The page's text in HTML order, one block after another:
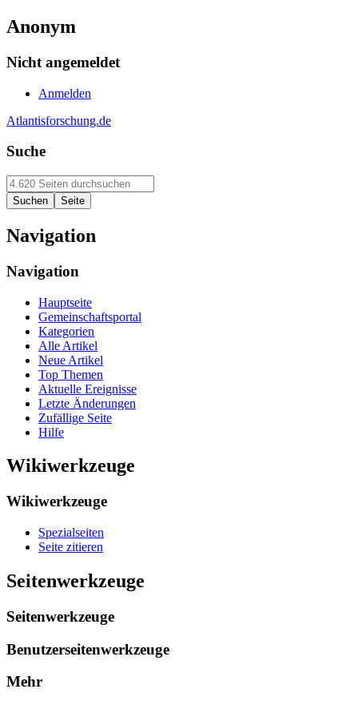
Anonym
Nicht angemeldet
Anmelden
Atlantisforschung.de
Suche
Navigation
Navigation
Hauptseite
Gemeinschaftsportal
Kategorien
Alle Artikel
Neue Artikel
Top Themen
Aktuelle Ereignisse
Letzte Änderungen
Zufällige Seite
Hilfe
Wikiwerkzeuge
Wikiwerkzeuge
Spezialseiten
Seite zitieren
Seitenwerkzeuge
Seitenwerkzeuge
Benutzerseitenwerkzeuge
Mehr